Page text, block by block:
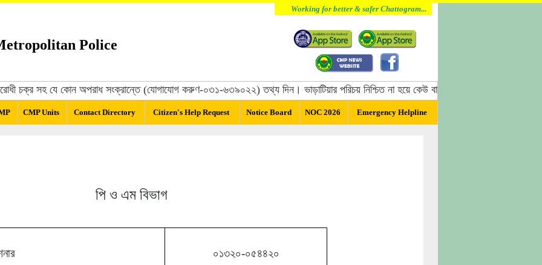
Working for better & safer Chattogram...
Police
চক্র সহ যে কোন অপরাধ সংক্রান্তে (যোগাযোগ করুণ-০৩১-৬৩৯০২২) তথ্য দিন। ভাড়াটিয়ার পরিচয় নিশ্চিত না হয়ে কেউ বাসা ভাড়া দিবেন না, বাসা ভাড়া
CMP Units Contact Directory Citizen's Help Request Notice Board NOC 2026 Emergency Helpline
পি ও এম বিভাগ
০১৩২০-০৫৪৪২০